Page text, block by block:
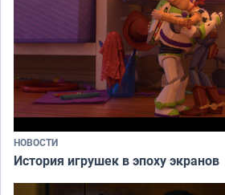
НОВОСТИ
История игрушек в эпоху экранов